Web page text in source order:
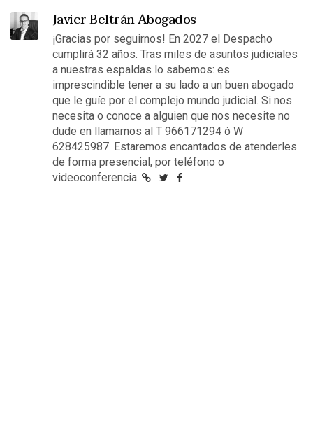
Javier Beltrán Abogados
¡Gracias por seguirnos! En 2027 el Despacho
cumplirá 32 años. Tras miles de asuntos judiciales
a nuestras espaldas lo sabemos: es
imprescindible tener a su lado a un buen abogado
que le guíe por el complejo mundo judicial. Si nos
necesita o conoce a alguien que nos necesite no
dude en llamarnos al T 966171294 ó W
628425987. Estaremos encantados de atenderles
de forma presencial, por teléfono o
videoconferencia.